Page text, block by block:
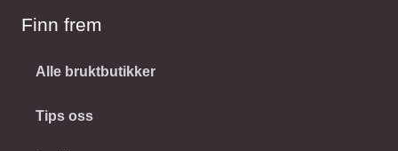
Finn frem
Alle bruktbutikker
Tips oss